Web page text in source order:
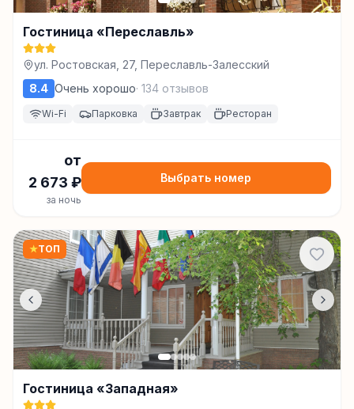
Гостиница «Переславль»
ул. Ростовская, 27, Переславль-Залесский
8.4 Очень хорошо· 134 отзывов
Wi-Fi Парковка Завтрак Ресторан
от
2 673 ₽
за ночь
Выбрать номер
★ТОП
Гостиница «Западная»